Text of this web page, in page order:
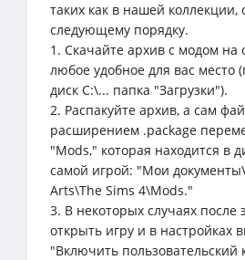
таких как в нашей коллекции,
следующему порядку.
1. Скачайте архив с модом на
любое удобное для вас место
диск C:\... папка "Загрузки").
2. Распакуйте архив, а сам
расширением .package
"Mods," которая находится в
самой игрой: "Мои
Arts\The Sims 4\Mods."
3. В некоторых случаях после
открыть игру и в настройках
"Включить